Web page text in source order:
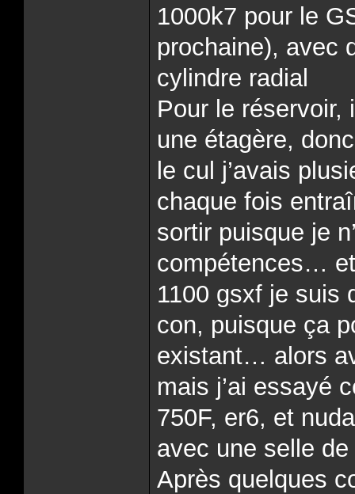
1000k7 pour le
prochaine), avec
cylindre radial
Pour le réservoir,
une étagère,
le cul j’avais
chaque fois
sortir puisque je
compétences…
1100 gsxf je suis
con, puisque ça
existant… alors
mais j’ai essayé
750F, er6, et
avec une selle
Après quelques